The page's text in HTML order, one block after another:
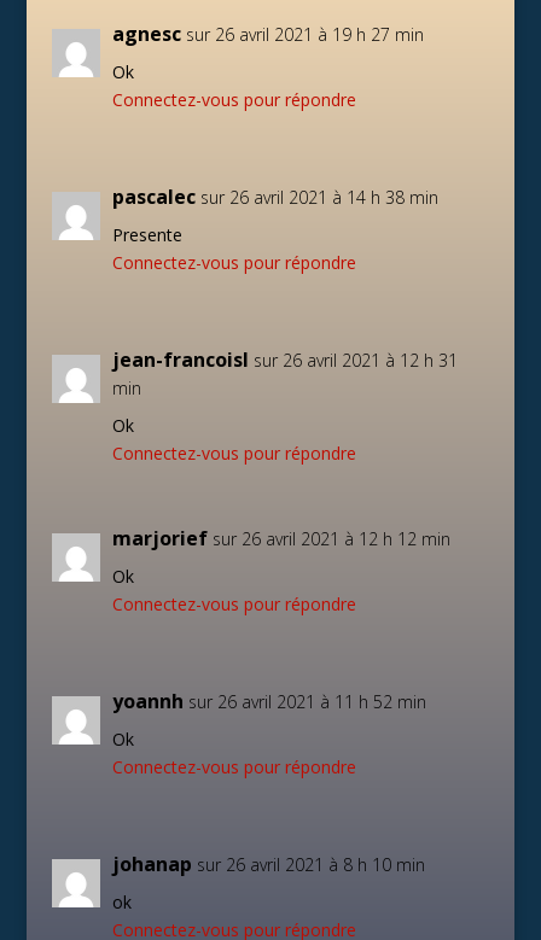
agnesc sur 26 avril 2021 à 19 h 27 min
Ok
Connectez-vous pour répondre
pascalec sur 26 avril 2021 à 14 h 38 min
Presente
Connectez-vous pour répondre
jean-francoisl sur 26 avril 2021 à 12 h 31
min
Ok
Connectez-vous pour répondre
marjorief sur 26 avril 2021 à 12 h 12 min
Ok
Connectez-vous pour répondre
yoannh sur 26 avril 2021 à 11 h 52 min
Ok
Connectez-vous pour répondre
johanap sur 26 avril 2021 à 8 h 10 min
ok
Connectez-vous pour répondre